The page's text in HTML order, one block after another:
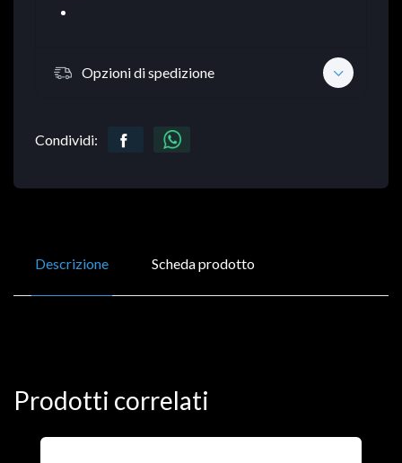
Opzioni di spedizione
Condividi:
Descrizione Scheda prodotto
Prodotti correlati